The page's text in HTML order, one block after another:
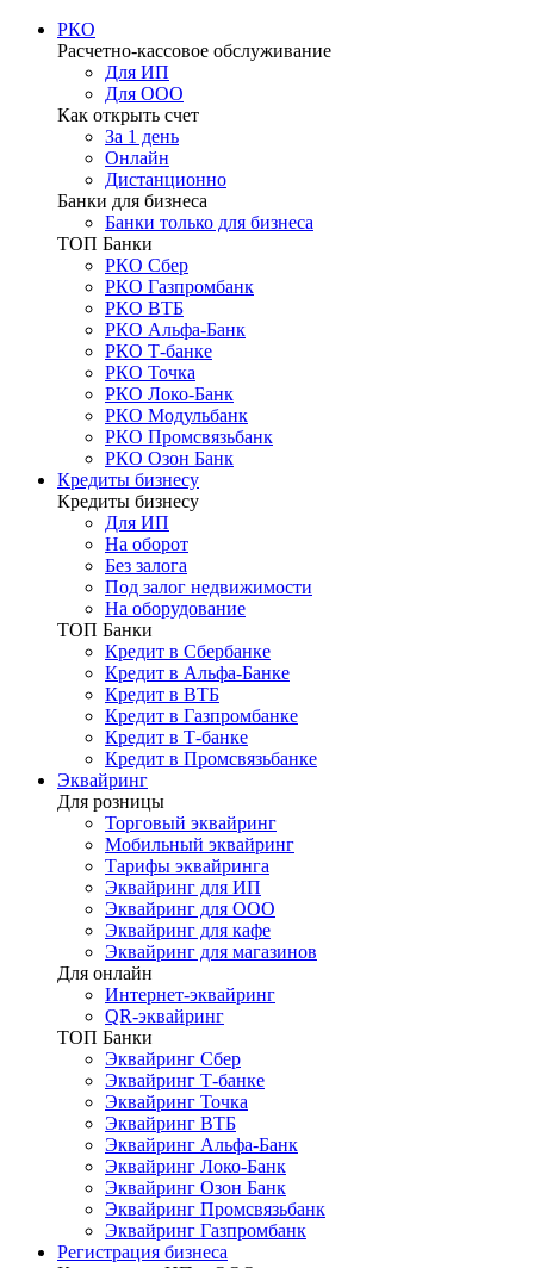
РКО
Расчетно-кассовое обслуживание
Для ИП
Для ООО
Как открыть счет
За 1 день
Онлайн
Дистанционно
Банки для бизнеса
Банки только для бизнеса
ТОП Банки
РКО Сбер
РКО Газпромбанк
РКО ВТБ
РКО Альфа-Банк
РКО Т-банке
РКО Точка
РКО Локо-Банк
РКО Модульбанк
РКО Промсвязьбанк
РКО Озон Банк
Кредиты бизнесу
Кредиты бизнесу
Для ИП
На оборот
Без залога
Под залог недвижимости
На оборудование
ТОП Банки
Кредит в Сбербанке
Кредит в Альфа-Банке
Кредит в ВТБ
Кредит в Газпромбанке
Кредит в Т-банке
Кредит в Промсвязьбанке
Эквайринг
Для розницы
Торговый эквайринг
Мобильный эквайринг
Тарифы эквайринга
Эквайринг для ИП
Эквайринг для ООО
Эквайринг для кафе
Эквайринг для магазинов
Для онлайн
Интернет-эквайринг
QR-эквайринг
ТОП Банки
Эквайринг Сбер
Эквайринг Т-банке
Эквайринг Точка
Эквайринг ВТБ
Эквайринг Альфа-Банк
Эквайринг Локо-Банк
Эквайринг Озон Банк
Эквайринг Промсвязьбанк
Эквайринг Газпромбанк
Регистрация бизнеса